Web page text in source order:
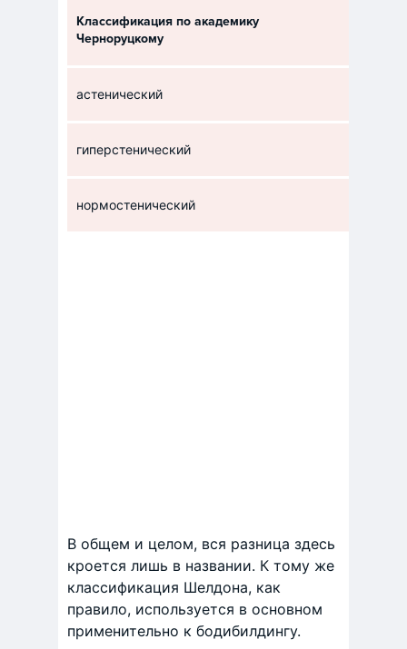
Классификация по академику
Черноруцкому
астенический
гиперстенический
нормостенический
В общем и целом, вся разница здесь
кроется лишь в названии. К тому же
классификация Шелдона, как
правило, используется в основном
применительно к бодибилдингу.